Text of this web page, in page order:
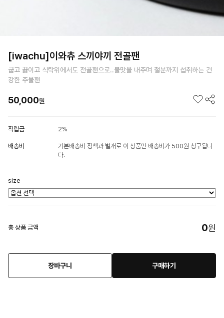
[iwachu]이와츄 스끼야끼 전골팬
굽고 끓이고 식탁위에서도 전골팬으로..불맛을 내주며 철분까지 섭취하는 건
강한 주물팬
50,000원
적립금 2%
배송비
기본배송비 정책과 별개로 이 상품만 배송비가 500원 청구됩니
다.
size
총 상품 금액 0원
장바구니 구매하기